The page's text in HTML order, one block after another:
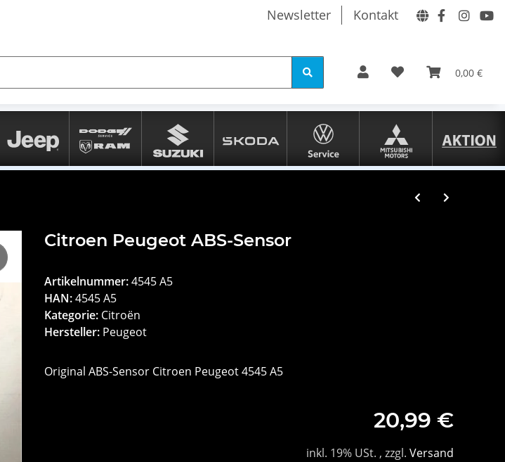
Newsletter Kontakt
0,00 €
Citroen Peugeot ABS-Sensor
Artikelnummer:4545 A5
HAN:4545 A5
Kategorie: Citroën
Hersteller: Peugeot
Original ABS-Sensor Citroen Peugeot 4545 A5
20,99 €
inkl. 19% USt. , zzgl. Versand